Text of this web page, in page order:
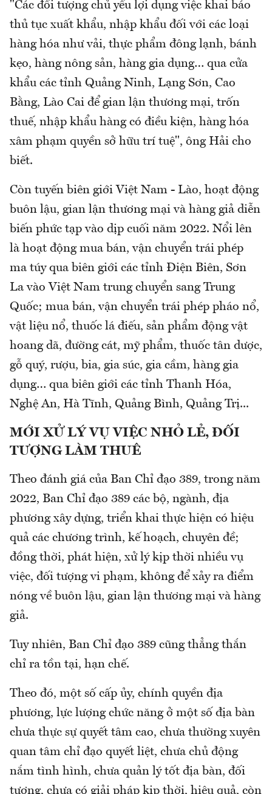
"Các đối tượng chủ yếu lợi dụng việc khai báo
thủ tục xuất khẩu, nhập khẩu đối với các loại
hàng hóa như vải, thực phẩm đông lạnh, bánh
kẹo, hàng nông sản, hàng gia dụng… qua cửa
khẩu các tỉnh Quảng Ninh, Lạng Sơn, Cao
Bằng, Lào Cai để gian lận thương mại, trốn
thuế, nhập khẩu hàng có điều kiện, hàng hóa
xâm phạm quyền sở hữu trí tuệ", ông Hải cho
biết.
Còn tuyến biên giới Việt Nam - Lào, hoạt động
buôn lậu, gian lận thương mại và hàng giả diễn
biến phức tạp vào dịp cuối năm 2022. Nổi lên
là hoạt động mua bán, vận chuyển trái phép
ma túy qua biên giới các tỉnh Điện Biên, Sơn
La vào Việt Nam trung chuyển sang Trung
Quốc; mua bán, vận chuyển trái phép pháo nổ,
vật liệu nổ, thuốc lá điếu, sản phẩm động vật
hoang dã, đường cát, mỹ phẩm, thuốc tân dược,
gỗ quý, rượu, bia, gia súc, gia cầm, hàng gia
dụng… qua biên giới các tỉnh Thanh Hóa,
Nghệ An, Hà Tĩnh, Quảng Bình, Quảng Trị...
MỚI XỬ LÝ VỤ VIỆC NHỎ LẺ, ĐỐI
TƯỢNG LÀM THUÊ
Theo đánh giá của Ban Chỉ đạo 389, trong năm
2022, Ban Chỉ đạo 389 các bộ, ngành, địa
phương xây dựng, triển khai thực hiện có hiệu
quả các chương trình, kế hoạch, chuyên đề;
đồng thời, phát hiện, xử lý kịp thời nhiều vụ
việc, đối tượng vi phạm, không để xảy ra điểm
nóng về buôn lậu, gian lận thương mại và hàng
giả.
Tuy nhiên, Ban Chỉ đạo 389 cũng thẳng thắn
chỉ ra tồn tại, hạn chế.
Theo đó, một số cấp ủy, chính quyền địa
phương, lực lượng chức năng ở một số địa bàn
chưa thực sự quyết tâm cao, chưa thường xuyên
quan tâm chỉ đạo quyết liệt, chưa chủ động
nắm tình hình, chưa quản lý tốt địa bàn, đối
tượng, chưa có giải pháp kịp thời, hiệu quả, còn